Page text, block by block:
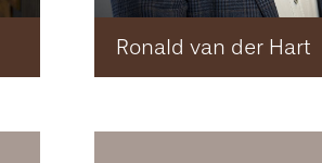
Ronald van der Hart